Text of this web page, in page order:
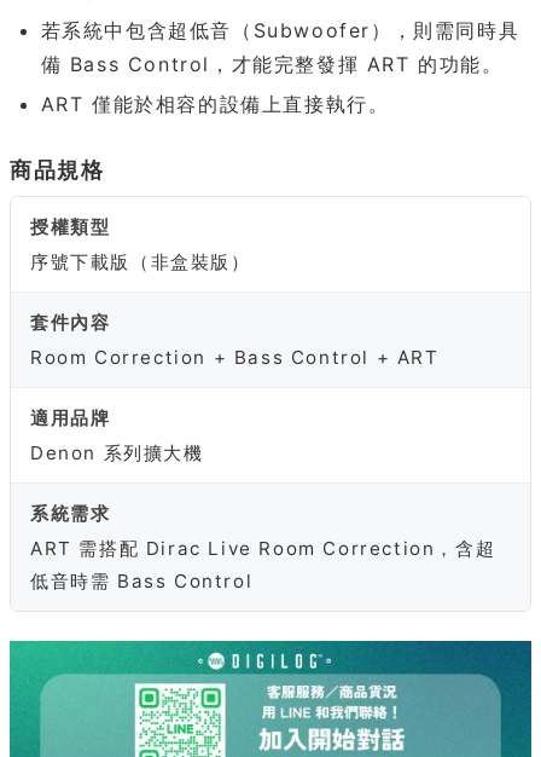
若系統中包含超低音（Subwoofer），則需同時具
備 Bass Control，才能完整發揮 ART 的功能。
ART 僅能於相容的設備上直接執行。
商品規格
授權類型
序號下載版（非盒裝版）
套件內容
Room Correction + Bass Control + ART
適用品牌
Denon 系列擴大機
系統需求
ART 需搭配 Dirac Live Room Correction，含超
低音時需 Bass Control